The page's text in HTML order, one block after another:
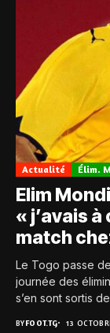
Actualité Élim.
Elim
« j’avais
match
Le Togo passe
journée des
s’en sont sortis
BYFOOT.TG 13